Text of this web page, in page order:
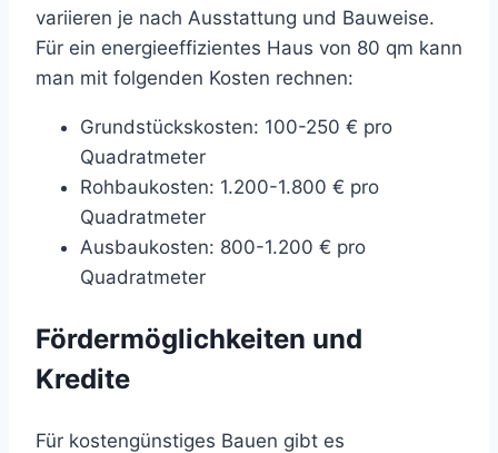
variieren je nach Ausstattung und Bauweise.
Für ein energieeffizientes Haus von 80 qm kann
man mit folgenden Kosten rechnen:
Grundstückskosten: 100-250 € pro
Quadratmeter
Rohbaukosten: 1.200-1.800 € pro
Quadratmeter
Ausbaukosten: 800-1.200 € pro
Quadratmeter
Fördermöglichkeiten und
Kredite
Für kostengünstiges Bauen gibt es